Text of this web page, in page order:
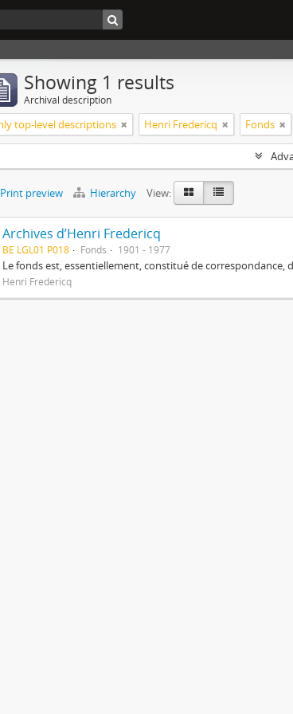
Showing 1 results
Archival description
top-level descriptions Henri Fredericq Fonds
Print preview Hierarchy View:
Archives d’Henri Fredericq
BE LGL01 P018 Fonds 1901 - 1977
Le fonds est, essentiellement, constitué de correspondance,
Henri Fredericq